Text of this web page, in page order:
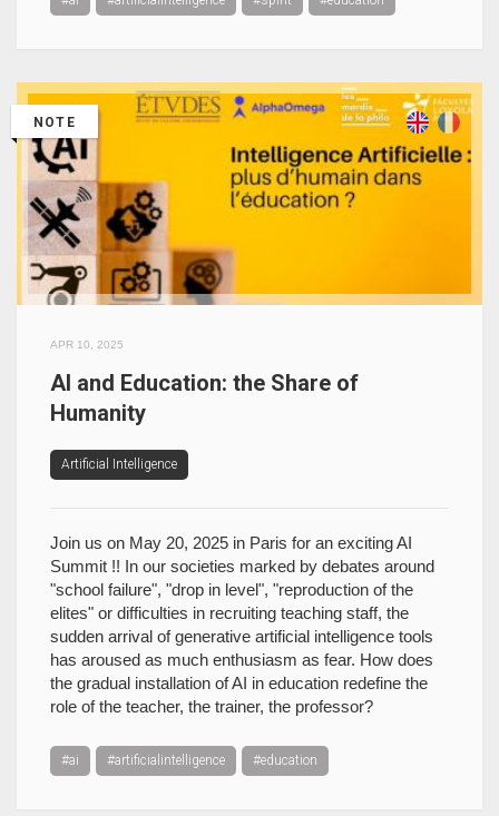
NOTE
APR 10, 2025
AI and Education: the Share of
Humanity
Artificial Intelligence
Join us on May 20, 2025 in Paris for an exciting AI
Summit !! In our societies marked by debates around
"school failure", "drop in level", "reproduction of the
elites" or difficulties in recruiting teaching staff, the
sudden arrival of generative artificial intelligence tools
has aroused as much enthusiasm as fear. How does
the gradual installation of AI in education redefine the
role of the teacher, the trainer, the professor?
#ai #artificialintelligence #education